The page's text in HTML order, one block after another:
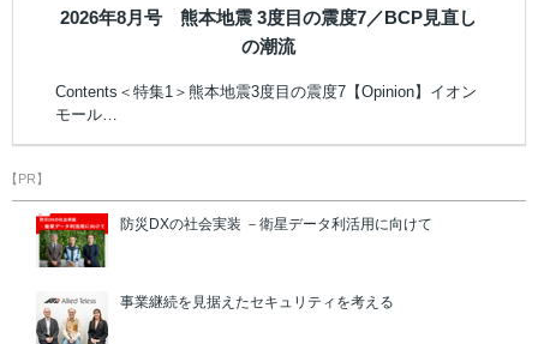
2026年8月号 熊本地震 3度目の震度7／BCP見直し
の潮流
Contents＜特集1＞熊本地震3度目の震度7【Opinion】イオン
モール…
【PR】
防災DXの社会実装 －衛星データ利活用に向けて
事業継続を見据えたセキュリティを考える